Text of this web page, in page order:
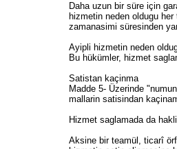
Daha uzun bir süre için
hizmetin neden oldugu
zamanasimi süresinden
Ayipli hizmetin neden
Bu hükümler, hizmet
Satistan kaçinma
Madde 5- Üzerinde
mallarin satisindan
Hizmet saglamada da
Aksine bir teamül, ticarî